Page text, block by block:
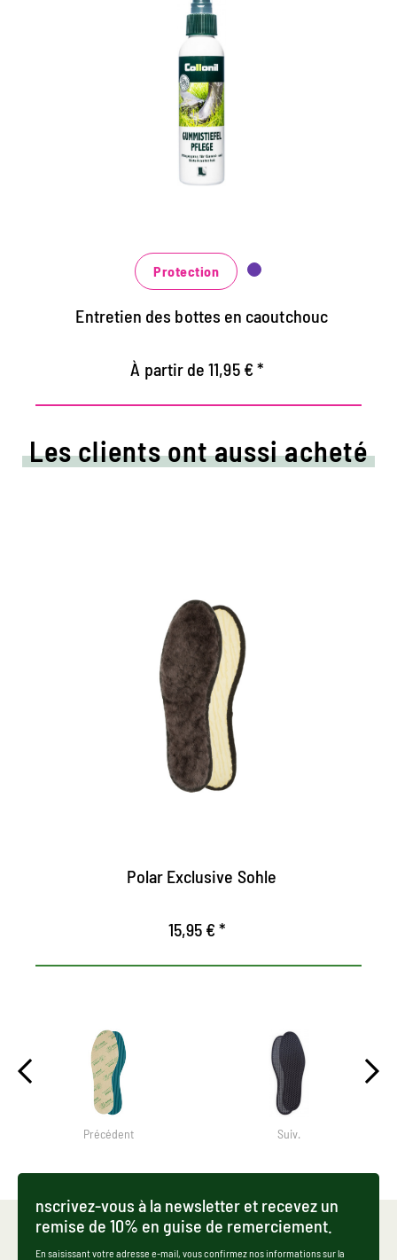
Tiefenwirksame
Spezialpflege für
Naturkautschuk- und
Gummiprodukte
Erhält die Stiefel elastisch und erhöht die
Geschmeidigkeit
Das Produkt ist auch für Gamaschen und
Hufglocken geeignet
Protection
Entretien des bottes en caoutchouc
À partir de 11,95 € *
Les clients ont aussi acheté
Winterole Cuddly
Insert en peau d'agneau avec rembourrage
réchauffe le pied même avec des
températures froides sensibles
Polar Exclusive Sohle
15,95 € *
Précédent Suiv.
nscrivez-vous à la newsletter et recevez un
remise de 10% en guise de remerciement.
En saisissant votre adresse e-mail, vous confirmez nos informations sur la